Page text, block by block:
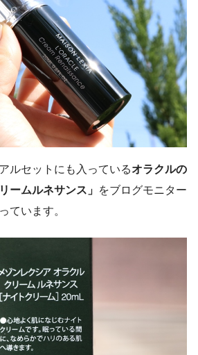
ルセットにも入っているオラクルの
ームルネサンス」 をブログモニター
ています。